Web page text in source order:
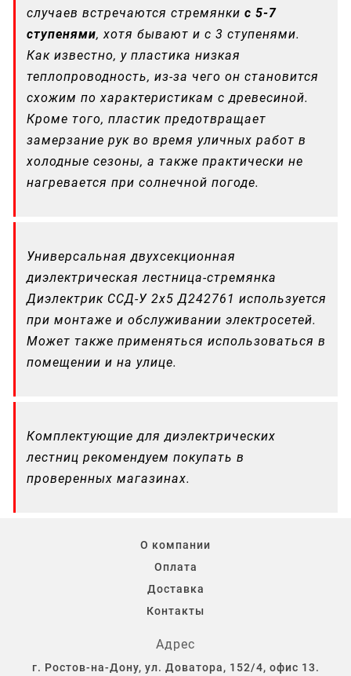
случаев встречаются стремянки с 5-7
ступенями, хотя бывают и с 3 ступенями.
Как известно, у пластика низкая
теплопроводность, из-за чего он становится
схожим по характеристикам с древесиной.
Кроме того, пластик предотвращает
замерзание рук во время уличных работ в
холодные сезоны, а также практически не
нагревается при солнечной погоде.
Универсальная двухсекционная
диэлектрическая лестница-стремянка
Диэлектрик ССД-У 2х5 Д242761 используется
при монтаже и обслуживании электросетей.
Может также применяться использоваться в
помещении и на улице.
Комплектующие для диэлектрических
лестниц рекомендуем покупать в
проверенных магазинах.
О компании
Оплата
Доставка
Контакты
Адрес
г. Ростов-на-Дону, ул. Доватора, 152/4, офис 13.